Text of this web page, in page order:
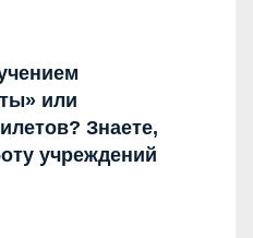
или
Знаете,
учреждений